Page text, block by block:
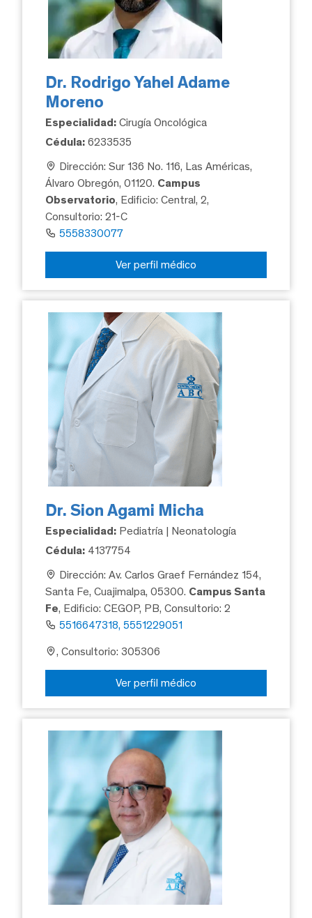
Dr. Rodrigo Yahel Adame
Moreno
Especialidad: Cirugía Oncológica
Cédula: 6233535
Dirección: Sur 136 No. 116, Las Américas,
Álvaro Obregón, 01120. Campus
Observatorio, Edificio: Central, 2,
Consultorio: 21-C
5558330077
Ver perfil médico
Dr. Sion Agami Micha
Especialidad: Pediatría | Neonatología
Cédula: 4137754
Dirección: Av. Carlos Graef Fernández 154,
Santa Fe, Cuajimalpa, 05300. Campus Santa
Fe, Edificio: CEGOP, PB, Consultorio: 2
5516647318, 5551229051
, Consultorio: 305306
Ver perfil médico